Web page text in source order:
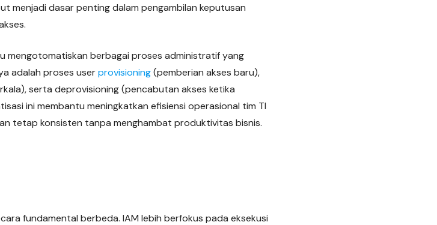
menjadi dasar penting dalam pengambilan keputusan
mengotomatiskan berbagai proses administratif yang
adalah proses userprovisioning(pemberian akses baru),
serta deprovisioning (pencabutan akses ketika
ini membantu meningkatkan efisiensi operasional tim TI
tetap konsisten tanpa menghambat produktivitas bisnis.
fundamental berbeda. IAM lebih berfokus pada eksekusi